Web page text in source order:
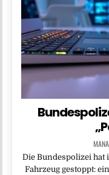
Die Bundespolizei
Fahrzeug gestoppt: